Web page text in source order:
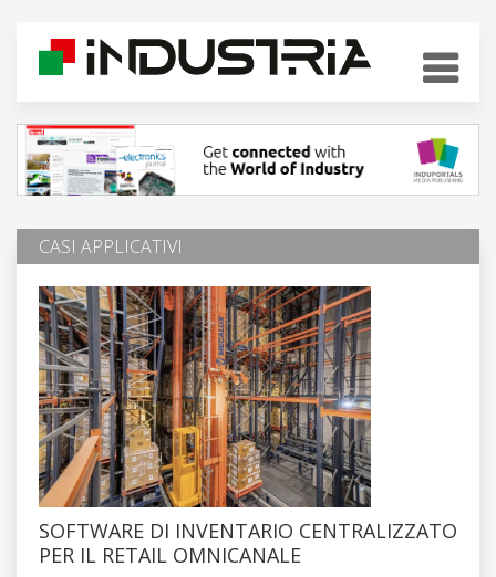
CASI APPLICATIVI
SOFTWARE DI INVENTARIO CENTRALIZZATO
PER IL RETAIL OMNICANALE